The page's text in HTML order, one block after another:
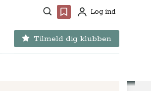
Søg Favoritter
ProfilLog ind
Tilmeld dig klubben